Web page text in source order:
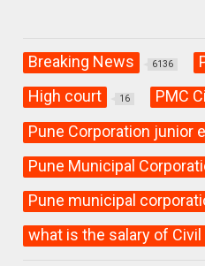
Breaking News 6136
High court 16 PMC
Pune Corporation junior
Pune Municipal
Pune municipal
what is the salary of